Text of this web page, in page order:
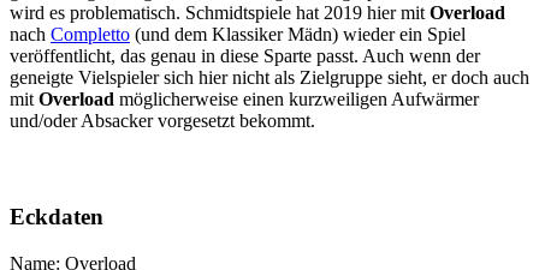
wird es problematisch. Schmidtspiele hat 2019 hier mit Overload
nach Completto (und dem Klassiker Mädn) wieder ein Spiel
veröffentlicht, das genau in diese Sparte passt. Auch wenn der
geneigte Vielspieler sich hier nicht als Zielgruppe sieht, er doch auch
mit Overload möglicherweise einen kurzweiligen Aufwärmer
und/oder Absacker vorgesetzt bekommt.
Eckdaten
Name: Overload